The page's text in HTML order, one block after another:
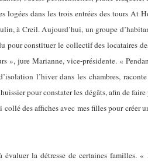
logées dans les trois entrées des tours At
à Creil. Aujourd’hui, un groupe
pour constituer le collectif des locataires
», jure Marianne, vice-présidente. «
l’hiver dans les chambres,
pour constater les dégâts, afin de
des affiches avec mes filles pour créer
la détresse de certaines familles. «